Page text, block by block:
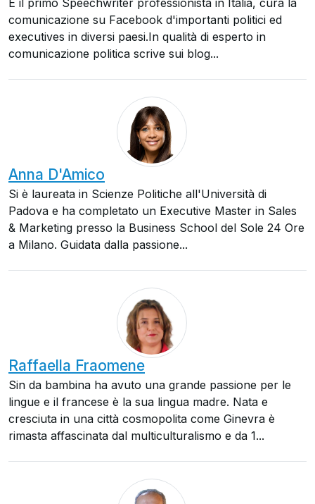
È il primo Speechwriter professionista in Italia, cura la
comunicazione su Facebook d'importanti politici ed
executives in diversi paesi.In qualità di esperto in
comunicazione politica scrive sui blog...
Anna D'Amico
Si è laureata in Scienze Politiche all'Università di
Padova e ha completato un Executive Master in Sales
& Marketing presso la Business School del Sole 24 Ore
a Milano. Guidata dalla passione...
Raffaella Fraomene
Sin da bambina ha avuto una grande passione per le
lingue e il francese è la sua lingua madre. Nata e
cresciuta in una città cosmopolita come Ginevra è
rimasta affascinata dal multiculturalismo e da 1...